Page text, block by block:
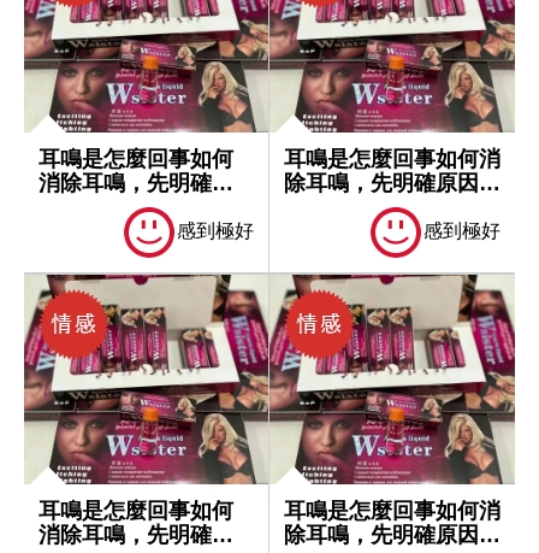
耳鳴是怎麼回事如何
消除耳鳴，先明確原
感到極好
耳鳴是怎麼回事如何消
除耳鳴，先明確原因再
感到極好
耳鳴是怎麼回事如何
消除耳鳴，先明確原
耳鳴是怎麼回事如何消
除耳鳴，先明確原因再